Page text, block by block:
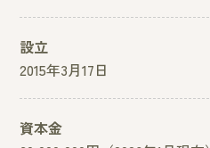
設立
2015年3月17日
資本金